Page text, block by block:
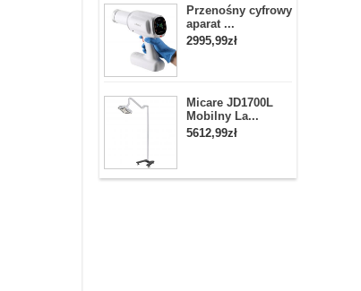
Przenośny cyfrowy
aparat ...
2995,99zł
Micare JD1700L
Mobilny La...
5612,99zł